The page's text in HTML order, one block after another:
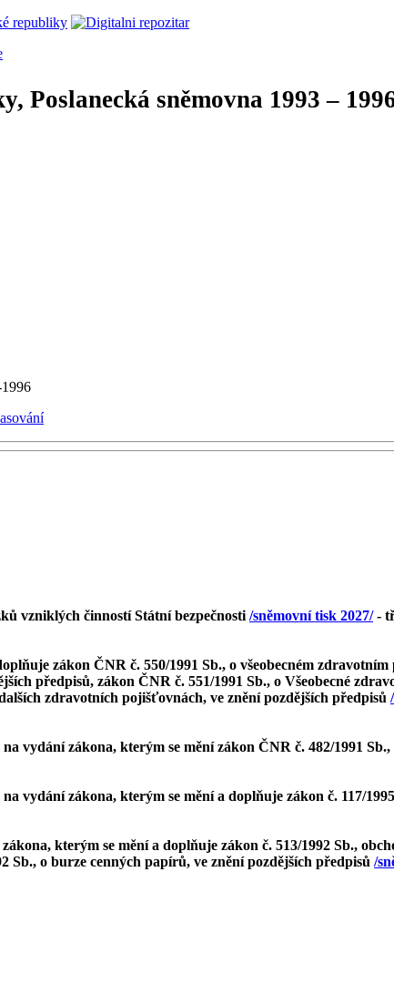
Poslanecká sněmovna 1993 –
vzniklých činností Státní bezpečnosti /sněmovní tisk 2027/-
zákon ČNR č. 550/1991 Sb., o všeobecném
předpisů, zákon ČNR č. 551/1991 Sb., o Všeobecné
zdravotních pojišťovnách, ve znění pozdějších předpisů
vydání zákona, kterým se mění zákon ČNR č. 482/1991
vydání zákona, kterým se mění a doplňuje zákon č. 117/
kterým se mění a doplňuje zákon č. 513/1992 Sb.,
Sb., o burze cenných papírů, ve znění pozdějších předpisů /